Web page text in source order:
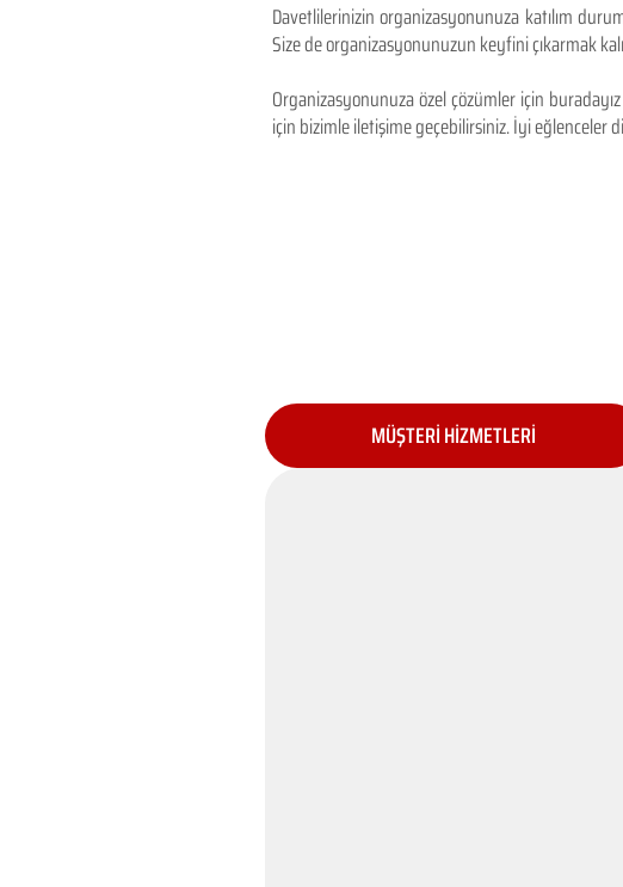
Davetlilerinizin organizasyonunuza katılım
Size de organizasyonunuzun keyfini çıkarmak
Organizasyonunuza özel çözümler için
için bizimle iletişime geçebilirsiniz. İyi eğlenceler
MÜŞTERİ HİZMETLERİ